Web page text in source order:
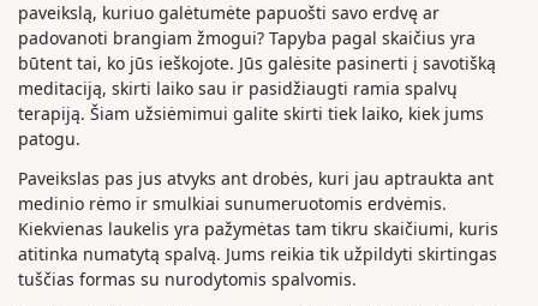
paveikslą, kuriuo galėtumėte papuošti savo erdvę ar
padovanoti brangiam žmogui? Tapyba pagal skaičius yra
būtent tai, ko jūs ieškojote. Jūs galėsite pasinerti į savotišką
meditaciją, skirti laiko sau ir pasidžiaugti ramia spalvų
terapiją. Šiam užsiėmimui galite skirti tiek laiko, kiek jums
patogu.
Paveikslas pas jus atvyks ant drobės, kuri jau aptraukta ant
medinio rėmo ir smulkiai sunumeruotomis erdvėmis.
Kiekvienas laukelis yra pažymėtas tam tikru skaičiumi, kuris
atitinka numatytą spalvą. Jums reikia tik užpildyti skirtingas
tuščias formas su nurodytomis spalvomis.